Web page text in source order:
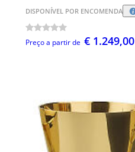
DISPONÍVEL POR ENCOMENDA
Preço a partir de € 1.249,00